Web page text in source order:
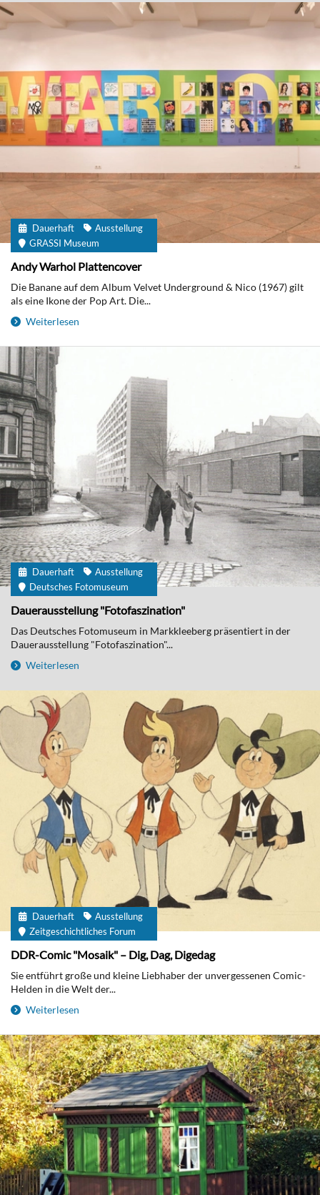
Dauerhaft
Ausstellung
GRASSI Museum
Andy Warhol Plattencover
Die Banane auf dem Album Velvet Underground & Nico (1967) gilt
als eine Ikone der Pop Art. Die...
Weiterlesen
Dauerhaft
Ausstellung
Deutsches Fotomuseum
Dauerausstellung "Fotofaszination"
Das Deutsches Fotomuseum in Markkleeberg präsentiert in der
Dauerausstellung "Fotofaszination"...
Weiterlesen
Dauerhaft
Ausstellung
Zeitgeschichtliches Forum
DDR-Comic "Mosaik" – Dig, Dag, Digedag
Sie entführt große und kleine Liebhaber der unvergessenen Comic-
Helden in die Welt der...
Weiterlesen